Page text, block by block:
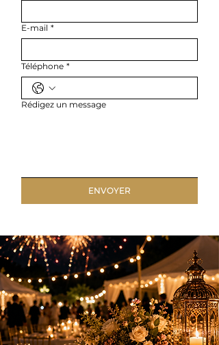
E-mail *
Téléphone *
Rédigez un message
ENVOYER